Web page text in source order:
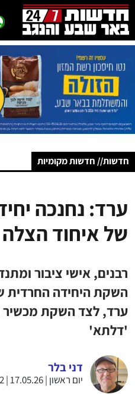
חדשות// חדשות מקומיות
ערד: נחנכה
של איחוד הצלה
רבנים, אישי ציבור
השקת היחידה החרדית
ערד, לצד השקת מכשיר
'דלתא'
דני בלר
יום ראשון | 17.05.26 | 10:02